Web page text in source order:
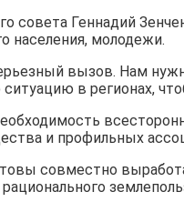
совета Геннадий
населения, молодежи.
вызов. Нам
в регионах,
и профильных
совместно